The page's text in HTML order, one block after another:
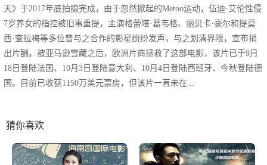
天》于2017年底拍摄完成，由于忽然掀起的Metoo运动，伍迪·艾伦性侵
7岁养女的指控被旧事重提，主演格蕾塔·葛韦格、丽贝卡·豪尔和提莫
西·查拉梅等多位曾与之合作的影星纷纷发声，与之划清界限，宣布捐
出片酬。被亚马逊雪藏之后，欧洲片商拯救了这部电影，该片已于9月
18日登陆法国、10月3日登陆意大利、10月4日登陆西班牙、今秋登陆德
国。目前已收获1150万美元票房，但该片一直未在...
猜你喜欢